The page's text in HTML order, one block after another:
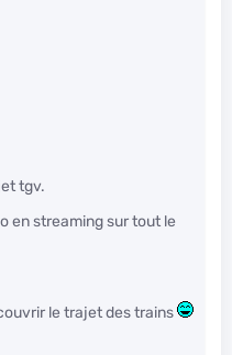
tgv.
en streaming sur tout le
le trajet des trains